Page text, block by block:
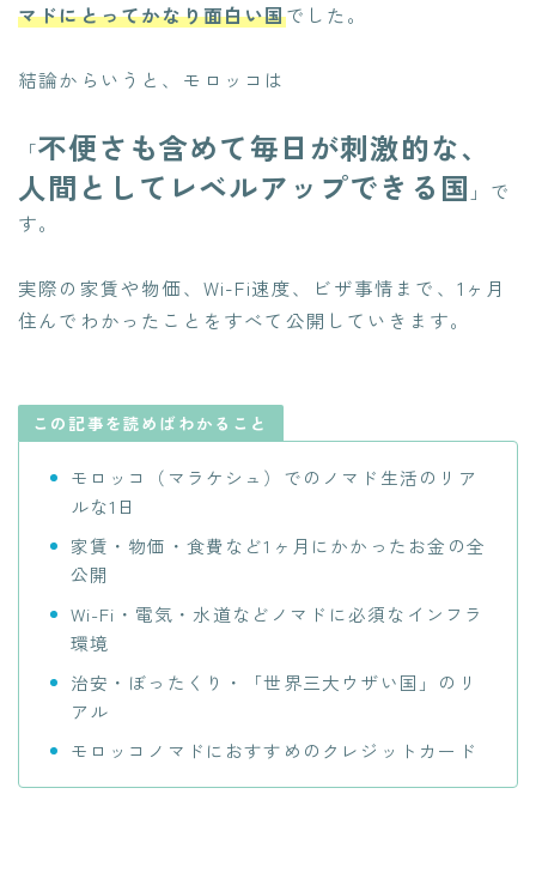
マドにとってかなり面白い国でした。
結論からいうと、モロッコは
「不便さも含めて毎日が刺激的な、
人間としてレベルアップできる国 」で
す。
実際の家賃や物価、Wi-Fi速度、ビザ事情まで、1ヶ月
住んでわかったことをすべて公開していきます。
この記事を読めばわかること
モロッコ（マラケシュ）でのノマド生活のリア
ルな1日
家賃・物価・食費など1ヶ月にかかったお金の全
公開
Wi-Fi・電気・水道などノマドに必須なインフラ
環境
治安・ぼったくり・「世界三大ウザい国」のリ
アル
モロッコノマドにおすすめのクレジットカード